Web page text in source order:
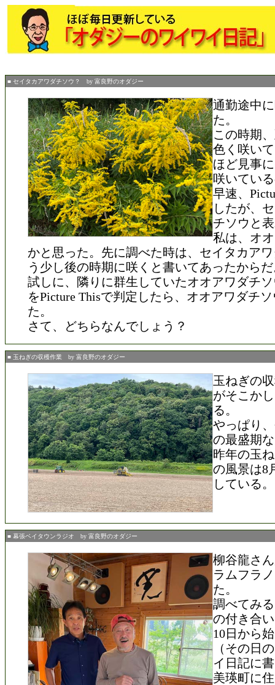
■ セイタカアワダチソウ？ by 富良野のオダジー
通勤途中
た。
この時期
色く咲い
ほど見事
咲いてい
早速、
したが、
チソウと
私は、オ
かと思った。先に調べた時は、セイタカア
う少し後の時期に咲くと書いてあったから
試しに、隣りに群生していたオオアワダチ
をPicture Thisで判定したら、オオアワダチ
た。
さて、どちらなんでしょう？
■ 玉ねぎの収穫作業 by 富良野のオダジー
玉ねぎの
がそこか
る。
やっぱり
の最盛期
昨年の玉
の風景は8
している。
■ 幕張ベイタウンラジオ by 富良野のオダジー
柳谷龍さ
ラムフラ
た。
調べてみ
の付き合
10日から
（その日
イ日記に
美瑛町に